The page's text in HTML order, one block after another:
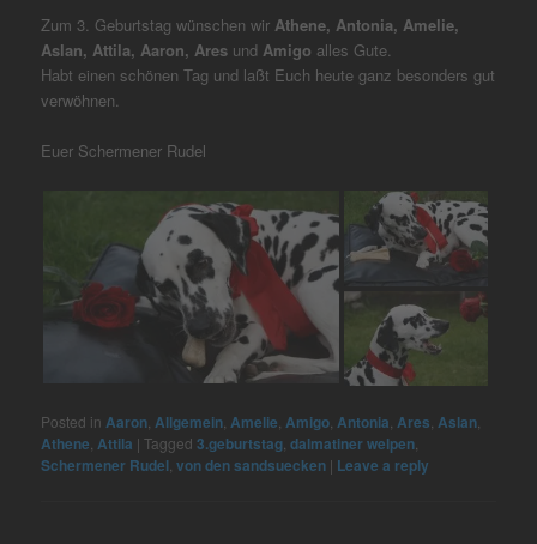
Zum 3. Geburtstag wünschen wir Athene, Antonia, Amelie,
Aslan, Attila, Aaron, Ares und Amigo alles Gute.
Habt einen schönen Tag und laßt Euch heute ganz besonders gut
verwöhnen.
Euer Schermener Rudel
Posted in Aaron Allgemein Amelie Amigo Antonia Ares Aslan
Athene Attila |Tagged 3.geburtstag ,dalmatiner welpen
Schermener Rudel ,von den sandsuecken | Leave a reply